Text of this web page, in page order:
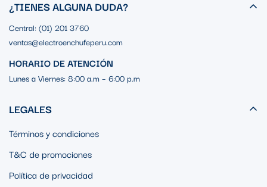
¿TIENES ALGUNA DUDA?
Central: (01) 201 3760
ventas@electroenchufeperu.com
HORARIO DE ATENCIÓN
Lunes a Viernes: 8:00 a.m – 6:00 p.m
LEGALES
Términos y condiciones
T&C de promociones
Política de privacidad